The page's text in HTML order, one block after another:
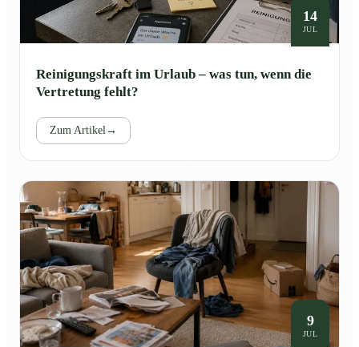
14
JUL
Reinigungskraft im Urlaub – was tun, wenn die
Vertretung fehlt?
Zum Artikel→
9
JUL